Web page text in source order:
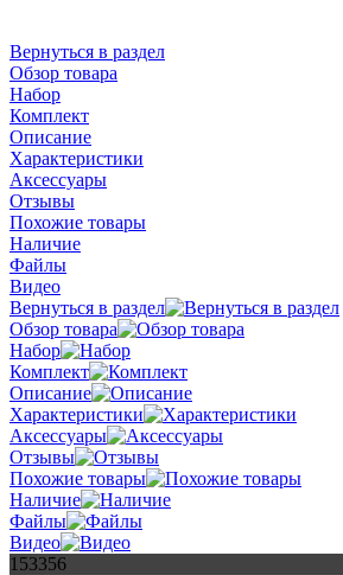
Вернуться в раздел
Обзор товара
Набор
Комплект
Описание
Характеристики
Аксессуары
Отзывы
Похожие товары
Наличие
Файлы
Видео
Вернуться в раздел
Обзор товара
Набор
Комплект
Описание
Характеристики
Аксессуары
Отзывы
Похожие товары
Наличие
Файлы
Видео
153356